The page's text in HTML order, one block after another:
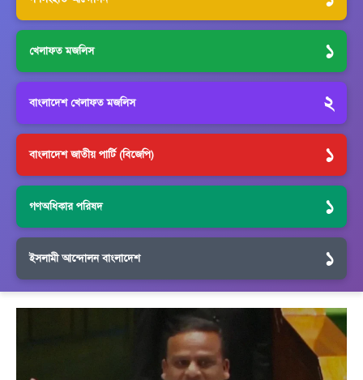
খেলাফত মজলিস ১
বাংলাদেশ খেলাফত মজলিস ২
বাংলাদেশ জাতীয় পার্টি (বিজেপি) ১
গণঅধিকার পরিষদ ১
ইসলামী আন্দোলন বাংলাদেশ ১